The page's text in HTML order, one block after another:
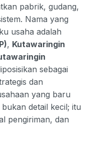
pabrik, gudang,
Nama yang
usaha adalah
, Kutawaringin
sebagai
dan
yang baru
detail kecil; itu
pengiriman, dan